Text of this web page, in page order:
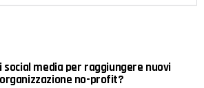
social media per raggiungere nuovi
no-profit?